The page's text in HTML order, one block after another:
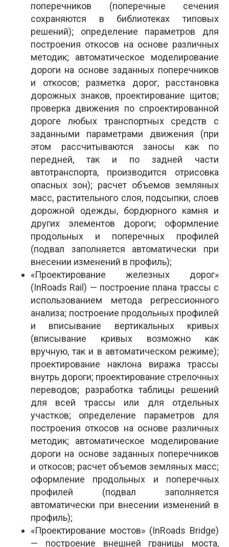
поперечников (поперечные сечения
сохраняются в библиотеках типовых
решений); определение параметров для
построения откосов на основе различных
методик; автоматическое моделирование
дороги на основе заданных поперечников
и откосов; разметка дорог, расстановка
дорожных знаков, проектирование щитов;
проверка движения по спроектированной
дороге любых транспортных средств с
заданными параметрами движения (при
этом рассчитываются заносы как по
передней, так и по задней части
автотранспорта, производится отрисовка
опасных зон); расчет объемов земляных
масс, растительного слоя, подсыпки, слоев
дорожной одежды, бордюрного камня и
других элементов дороги; оформление
продольных и поперечных профилей
(подвал заполняется автоматически при
внесении изменений в профиль);
«Проектирование железных дорог»
(InRoads Rail) — построение плана трассы с
использованием метода регрессионного
анализа; построение продольных профилей
и вписывание вертикальных кривых
(вписывание кривых возможно как
вручную, так и в автоматическом режиме);
проектирование наклона виража трассы
внутрь дороги; проектирование стрелочных
переводов; разработка таблицы решений
для всей трассы или для отдельных
участков; определение параметров для
построения откосов на основе различных
методик; автоматическое моделирование
дороги на основе заданных поперечников
и откосов; расчет объемов земляных масс;
оформление продольных и поперечных
профилей (подвал заполняется
автоматически при внесении изменений в
профиль);
«Проектирование мостов» (InRoads Bridge)
— построение внешней границы моста,